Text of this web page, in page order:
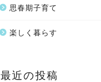
思春期子育て
楽しく暮らす
最近の投稿